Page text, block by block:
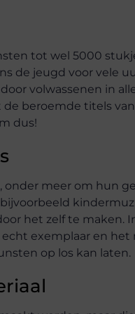
tot wel 5000
de jeugd voor vele
volwassenen in
beroemde titels
dus!
meer om hun
het zelf te maken.
exemplaar en
op los kan laten.